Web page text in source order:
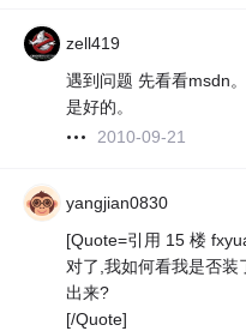
zell419
遇到问题 先看看msdn。
是好的。
2010-09-21
yangjian0830
[Quote=引用 15 楼
对了,我如何看我是否装
出来?
[/Quote]